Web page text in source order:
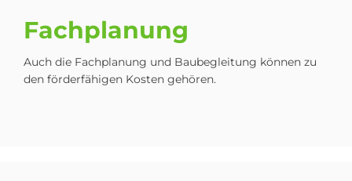
Fachplanung
Auch die Fachplanung und Baubegleitung können zu
den förderfähigen Kosten gehören.